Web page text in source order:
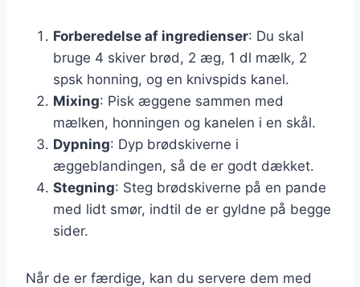
Forberedelse af ingredienser: Du skal
bruge 4 skiver brød, 2 æg, 1 dl mælk, 2
spsk honning, og en knivspids kanel.
Mixing: Pisk æggene sammen med
mælken, honningen og kanelen i en skål.
Dypning: Dyp brødskiverne i
æggeblandingen, så de er godt dækket.
Stegning: Steg brødskiverne på en pande
med lidt smør, indtil de er gyldne på begge
sider.
Når de er færdige, kan du servere dem med